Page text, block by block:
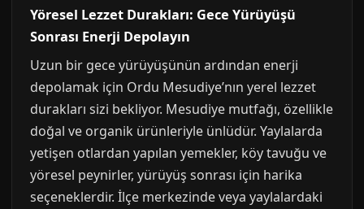
Yöresel Lezzet Durakları: Gece Yürüyüşü
Sonrası Enerji Depolayın
Uzun bir gece yürüyüşünün ardından enerji
depolamak için Ordu Mesudiye’nın yerel lezzet
durakları sizi bekliyor. Mesudiye mutfağı, özellikle
doğal ve organik ürünleriyle ünlüdür. Yaylalarda
yetişen otlardan yapılan yemekler, köy tavuğu ve
yöresel peynirler, yürüyüş sonrası için harika
seçeneklerdir. İlçe merkezinde veya yaylalardaki